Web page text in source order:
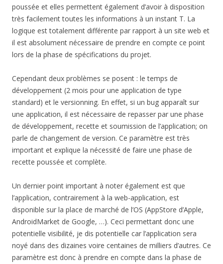
poussée et elles permettent également d’avoir à disposition
très facilement toutes les informations à un instant T. La
logique est totalement différente par rapport à un site web et
il est absolument nécessaire de prendre en compte ce point
lors de la phase de spécifications du projet.
Cependant deux problèmes se posent : le temps de
développement (2 mois pour une application de type
standard) et le versionning. En effet, si un bug apparaît sur
une application, il est nécessaire de repasser par une phase
de développement, recette et soumission de l’application; on
parle de changement de version. Ce paramètre est très
important et explique la nécessité de faire une phase de
recette poussée et complète.
Un dernier point important à noter également est que
l’application, contrairement à la web-application, est
disponible sur la place de marché de l’OS (AppStore d’Apple,
AndroidMarket de Google, …). Ceci permettant donc une
potentielle visibilité, je dis potentielle car l’application sera
noyé dans des dizaines voire centaines de milliers d’autres. Ce
paramètre est donc à prendre en compte dans la phase de